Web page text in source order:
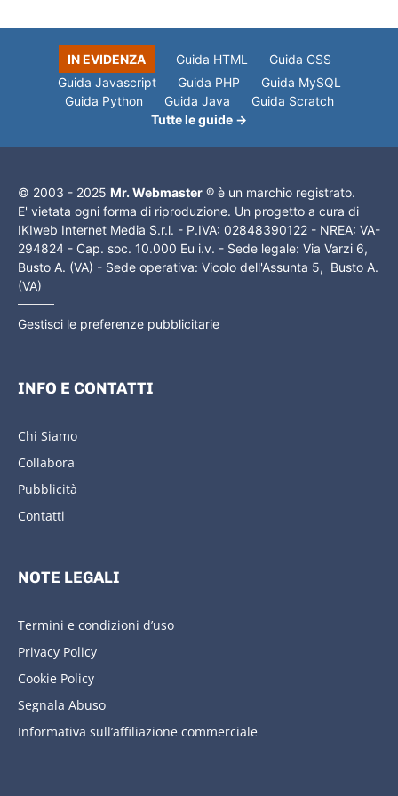
IN EVIDENZA Guida HTML
Guida CSS
Guida Javascript
Guida PHP
Guida MySQL
Guida Python
Guida Java
Guida Scratch
Tutte le guide →
© 2003 - 2025 Mr. Webmaster ® è un marchio registrato.
E' vietata ogni forma di riproduzione. Un progetto a cura di
IKIweb Internet Media S.r.l. - P.IVA: 02848390122 - NREA: VA-
294824 - Cap. soc. 10.000 Eu i.v. - Sede legale: Via Varzi 6,
Busto A. (VA) - Sede operativa: Vicolo dell'Assunta 5, Busto A.
(VA)
Gestisci le preferenze pubblicitarie
INFO E CONTATTI
Chi Siamo
Collabora
Pubblicità
Contatti
NOTE LEGALI
Termini e condizioni d’uso
Privacy Policy
Cookie Policy
Segnala Abuso
Informativa sull’affiliazione commerciale